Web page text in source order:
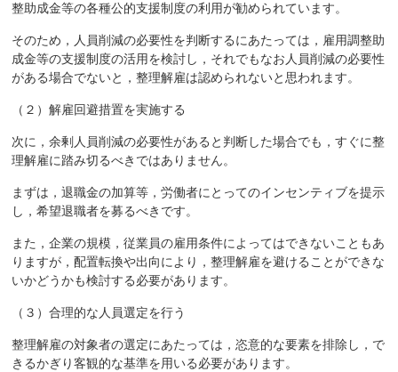
整助成金等の各種公的支援制度の利用が勧められています。
そのため，人員削減の必要性を判断するにあたっては，雇用調整助
成金等の支援制度の活用を検討し，それでもなお人員削減の必要性
がある場合でないと，整理解雇は認められないと思われます。
（２）解雇回避措置を実施する
次に，余剰人員削減の必要性があると判断した場合でも，すぐに整
理解雇に踏み切るべきではありません。
まずは，退職金の加算等，労働者にとってのインセンティブを提示
し，希望退職者を募るべきです。
また，企業の規模，従業員の雇用条件によってはできないこともあ
りますが，配置転換や出向により，整理解雇を避けることができな
いかどうかも検討する必要があります。
（３）合理的な人員選定を行う
整理解雇の対象者の選定にあたっては，恣意的な要素を排除し，で
きるかぎり客観的な基準を用いる必要があります。